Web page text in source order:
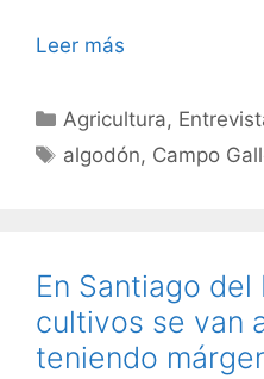
Leer más
Categorías
Agricultura,
Etiquetas
algodón, Campo
En Santiago
cultivos se van
teniendo